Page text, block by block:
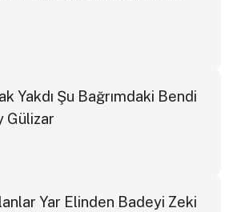
Yakdı Şu Bağrımdaki Bendi
Gülizar
Yar Elinden Badeyi Zeki